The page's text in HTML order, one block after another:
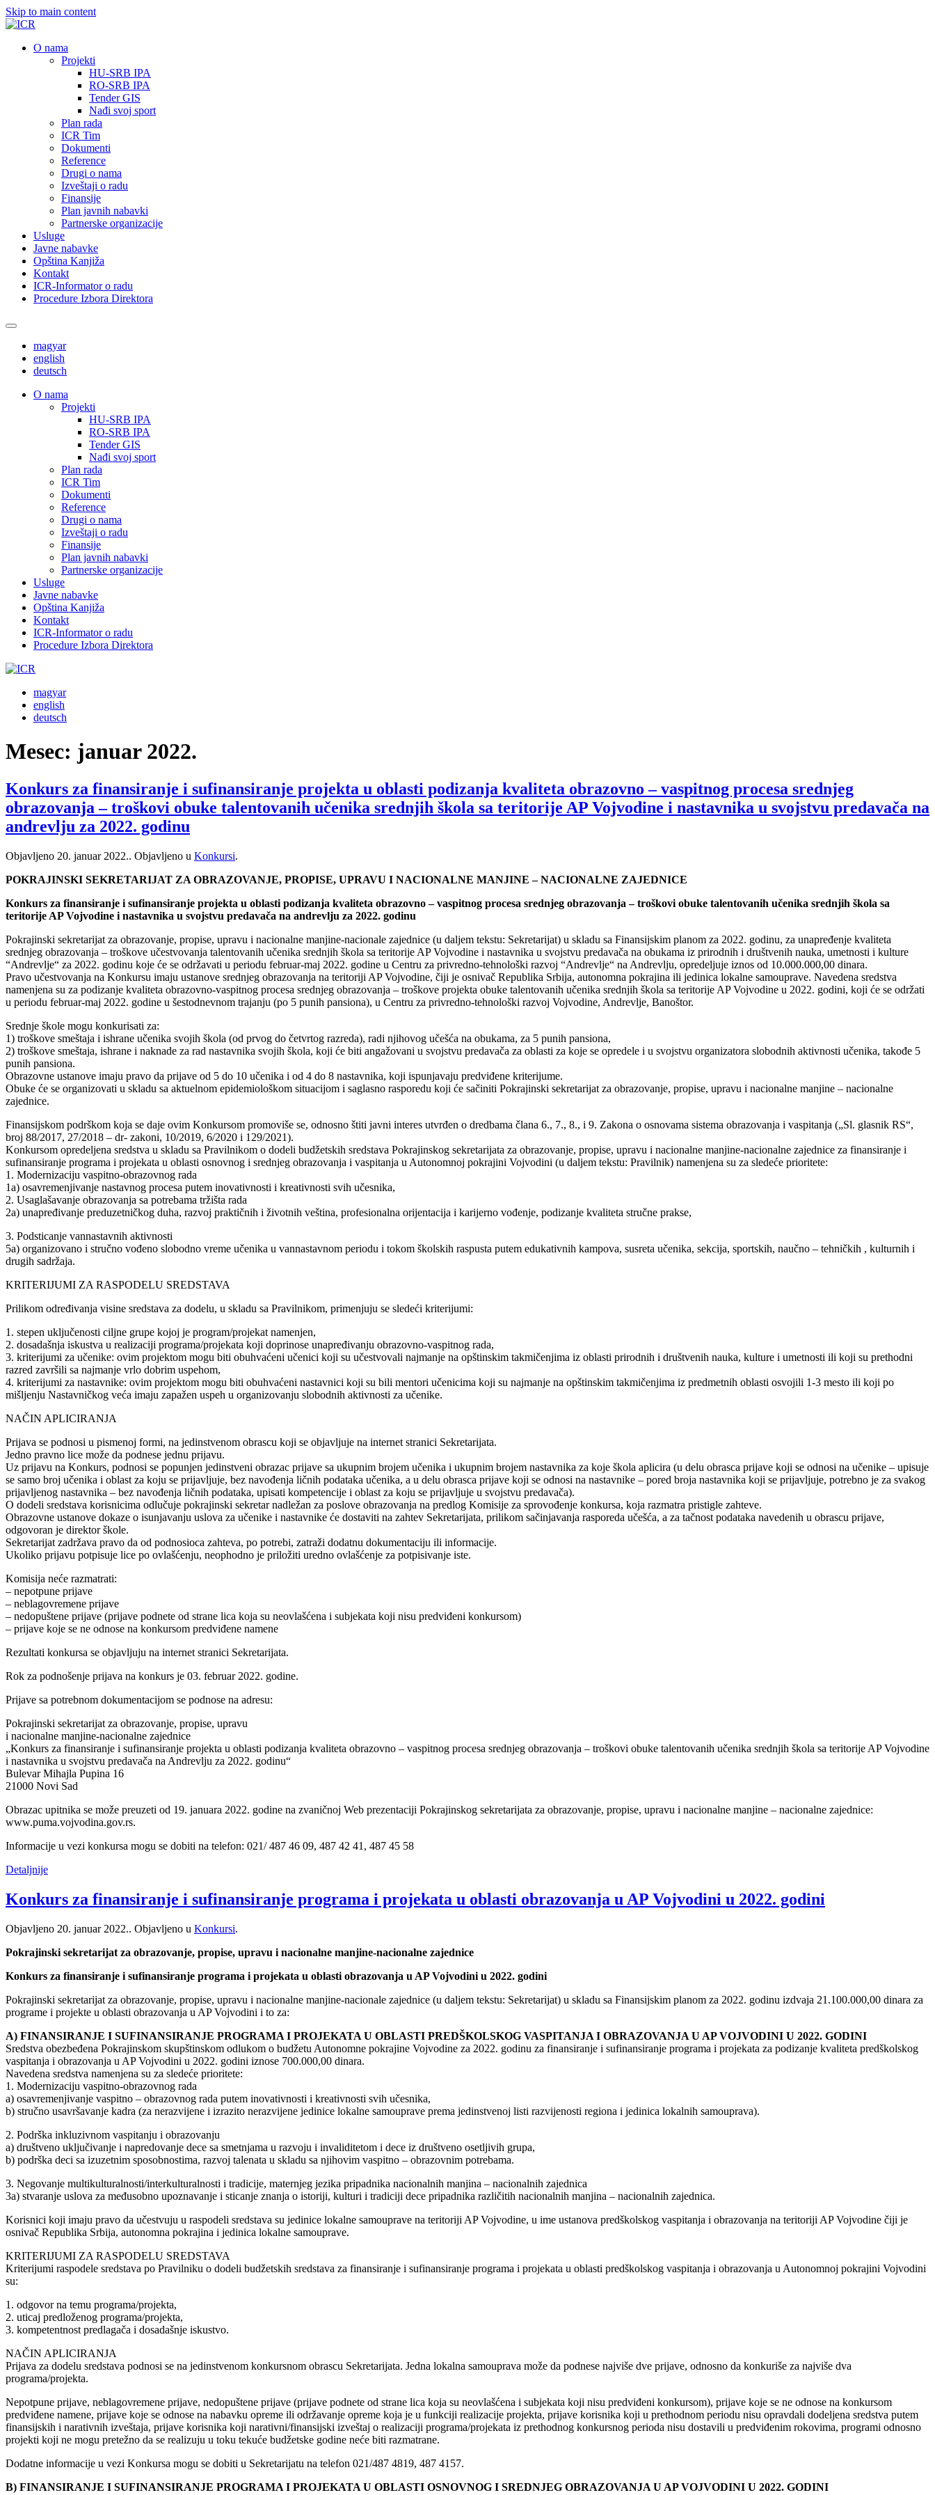
Skip to main content
О nama
Projekti
HU-SRB IPA
RO-SRB IPA
Tender GIS
Nađi svoj sport
Plan rada
ICR Tim
Dokumenti
Reference
Drugi o nama
Izveštaji o radu
Finansije
Plan javnih nabavki
Partnerske organizacije
Usluge
Javne nabavke
Opština Kanjiža
Kontakt
ICR-Informator o radu
Procedure Izbora Direktora
magyar
english
deutsch
О nama
Projekti
HU-SRB IPA
RO-SRB IPA
Tender GIS
Nađi svoj sport
Plan rada
ICR Tim
Dokumenti
Reference
Drugi o nama
Izveštaji o radu
Finansije
Plan javnih nabavki
Partnerske organizacije
Usluge
Javne nabavke
Opština Kanjiža
Kontakt
ICR-Informator o radu
Procedure Izbora Direktora
magyar
english
deutsch
Mesec: januar 2022.
Konkurs za finansiranje i sufinansiranje projekta u oblasti podizanja kvaliteta obrazovno – vaspitnog procesa srednjeg
obrazovanja – troškovi obuke talentovanih učenika srednjih škola sa teritorije AP Vojvodine i nastavnika u svojstvu predavača na
andrevlju za 2022. godinu
Objavljeno 20. januar 2022.. Objavljeno u Konkursi.
POKRAJINSKI SEKRETARIJAT ZA OBRAZOVANJE, PROPISE, UPRAVU I NACIONALNE MANJINE – NACIONALNE ZAJEDNICE
Konkurs za finansiranje i sufinansiranje projekta u oblasti podizanja kvaliteta obrazovno – vaspitnog procesa srednjeg obrazovanja – troškovi obuke talentovanih učenika srednjih škola sa
teritorije AP Vojvodine i nastavnika u svojstvu predavača na andrevlju za 2022. godinu
Pokrajinski sekretarijat za obrazovanje, propise, upravu i nacionalne manjine-nacionale zajednice (u daljem tekstu: Sekretarijat) u skladu sa Finansijskim planom za 2022. godinu, za unapređenje kvaliteta
srednjeg obrazovanja – troškove učestvovanja talentovanih učenika srednjih škola sa teritorije AP Vojvodine i nastavnika u svojstvu predavača na obukama iz prirodnih i društvenih nauka, umetnosti i kulture
“Andrevlje“ za 2022. godinu koje će se održavati u periodu februar-maj 2022. godine u Centru za privredno-tehnološki razvoj “Andrevlje“ na Andrevlju, opredeljuje iznos od 10.000.000,00 dinara.
Pravo učestvovanja na Konkursu imaju ustanove srednjeg obrazovanja na teritoriji AP Vojvodine, čiji je osnivač Republika Srbija, autonomna pokrajina ili jedinica lokalne samouprave. Navedena sredstva
namenjena su za podizanje kvaliteta obrazovno-vaspitnog procesa srednjeg obrazovanja – troškove projekta obuke talentovanih učenika srednjih škola sa teritorije AP Vojvodine u 2022. godini, koji će se održati
u periodu februar-maj 2022. godine u šestodnevnom trajanju (po 5 punih pansiona), u Centru za privredno-tehnološki razvoj Vojvodine, Andrevlje, Banoštor.
Srednje škole mogu konkurisati za:
1) troškove smeštaja i ishrane učenika svojih škola (od prvog do četvrtog razreda), radi njihovog učešća na obukama, za 5 punih pansiona,
2) troškove smeštaja, ishrane i naknade za rad nastavnika svojih škola, koji će biti angažovani u svojstvu predavača za oblasti za koje se opredele i u svojstvu organizatora slobodnih aktivnosti učenika, takođe 5
punih pansiona.
Obrazovne ustanove imaju pravo da prijave od 5 do 10 učenika i od 4 do 8 nastavnika, koji ispunjavaju predviđene kriterijume.
Obuke će se organizovati u skladu sa aktuelnom epidemiološkom situacijom i saglasno rasporedu koji će sačiniti Pokrajinski sekretarijat za obrazovanje, propise, upravu i nacionalne manjine – nacionalne
zajednice.
Finansijskom podrškom koja se daje ovim Konkursom promoviše se, odnosno štiti javni interes utvrđen o dredbama člana 6., 7., 8., i 9. Zakona o osnovama sistema obrazovanja i vaspitanja („Sl. glasnik RS“,
broj 88/2017, 27/2018 – dr- zakoni, 10/2019, 6/2020 i 129/2021).
Konkursom opredeljena sredstva u skladu sa Pravilnikom o dodeli budžetskih sredstava Pokrajinskog sekretarijata za obrazovanje, propise, upravu i nacionalne manjine-nacionalne zajednice za finansiranje i
sufinansiranje programa i projekata u oblasti osnovnog i srednjeg obrazovanja i vaspitanja u Autonomnoj pokrajini Vojvodini (u daljem tekstu: Pravilnik) namenjena su za sledeće prioritete:
1. Modernizaciju vaspitno-obrazovnog rada
1a) osavremenjivanje nastavnog procesa putem inovativnosti i kreativnosti svih učesnika,
2. Usaglašavanje obrazovanja sa potrebama tržišta rada
2a) unapređivanje preduzetničkog duha, razvoj praktičnih i životnih veština, profesionalna orijentacija i karijerno vođenje, podizanje kvaliteta stručne prakse,
3. Podsticanje vannastavnih aktivnosti
5a) organizovano i stručno vođeno slobodno vreme učenika u vannastavnom periodu i tokom školskih raspusta putem edukativnih kampova, susreta učenika, sekcija, sportskih, naučno – tehničkih , kulturnih i
drugih sadržaja.
KRITERIJUMI ZA RASPODELU SREDSTAVA
Prilikom određivanja visine sredstava za dodelu, u skladu sa Pravilnikom, primenjuju se sledeći kriterijumi:
1. stepen uključenosti ciljne grupe kojoj je program/projekat namenjen,
2. dosadašnja iskustva u realizaciji programa/projekata koji doprinose unapređivanju obrazovno-vaspitnog rada,
3. kriterijumi za učenike: ovim projektom mogu biti obuhvaćeni učenici koji su učestvovali najmanje na opštinskim takmičenjima iz oblasti prirodnih i društvenih nauka, kulture i umetnosti ili koji su prethodni
razred završili sa najmanje vrlo dobrim uspehom,
4. kriterijumi za nastavnike: ovim projektom mogu biti obuhvaćeni nastavnici koji su bili mentori učenicima koji su najmanje na opštinskim takmičenjima iz predmetnih oblasti osvojili 1-3 mesto ili koji po
mišljenju Nastavničkog veća imaju zapažen uspeh u organizovanju slobodnih aktivnosti za učenike.
NAČIN APLICIRANJA
Prijava se podnosi u pismenoj formi, na jedinstvenom obrascu koji se objavljuje na internet stranici Sekretarijata.
Jedno pravno lice može da podnese jednu prijavu.
Uz prijavu na Konkurs, podnosi se popunjen jedinstveni obrazac prijave sa ukupnim brojem učenika i ukupnim brojem nastavnika za koje škola aplicira (u delu obrasca prijave koji se odnosi na učenike – upisuje
se samo broj učenika i oblast za koju se prijavljuje, bez navođenja ličnih podataka učenika, a u delu obrasca prijave koji se odnosi na nastavnike – pored broja nastavnika koji se prijavljuje, potrebno je za svakog
prijavljenog nastavnika – bez navođenja ličnih podataka, upisati kompetencije i oblast za koju se prijavljuje u svojstvu predavača).
O dodeli sredstava korisnicima odlučuje pokrajinski sekretar nadležan za poslove obrazovanja na predlog Komisije za sprovođenje konkursa, koja razmatra pristigle zahteve.
Obrazovne ustanove dokaze o isunjavanju uslova za učenike i nastavnike će dostaviti na zahtev Sekretarijata, prilikom sačinjavanja rasporeda učešća, a za tačnost podataka navedenih u obrascu prijave,
odgovoran je direktor škole.
Sekretarijat zadržava pravo da od podnosioca zahteva, po potrebi, zatraži dodatnu dokumentaciju ili informacije.
Ukoliko prijavu potpisuje lice po ovlašćenju, neophodno je priložiti uredno ovlašćenje za potpisivanje iste.
Komisija neće razmatrati:
– nepotpune prijave
– neblagovremene prijave
– nedopuštene prijave (prijave podnete od strane lica koja su neovlašćena i subjekata koji nisu predviđeni konkursom)
– prijave koje se ne odnose na konkursom predviđene namene
Rezultati konkursa se objavljuju na internet stranici Sekretarijata.
Rok za podnošenje prijava na konkurs je 03. februar 2022. godine.
Prijave sa potrebnom dokumentacijom se podnose na adresu:
Pokrajinski sekretarijat za obrazovanje, propise, upravu
i nacionalne manjine-nacionalne zajednice
„Konkurs za finansiranje i sufinansiranje projekta u oblasti podizanja kvaliteta obrazovno – vaspitnog procesa srednjeg obrazovanja – troškovi obuke talentovanih učenika srednjih škola sa teritorije AP Vojvodine
i nastavnika u svojstvu predavača na Andrevlju za 2022. godinu“
Bulevar Mihajla Pupina 16
21000 Novi Sad
Obrazac upitnika se može preuzeti od 19. januara 2022. godine na zvaničnoj Web prezentaciji Pokrajinskog sekretarijata za obrazovanje, propise, upravu i nacionalne manjine – nacionalne zajednice:
www.puma.vojvodina.gov.rs.
Informacije u vezi konkursa mogu se dobiti na telefon: 021/ 487 46 09, 487 42 41, 487 45 58
Detaljnije
Konkurs za finansiranje i sufinansiranje programa i projekata u oblasti obrazovanja u AP Vojvodini u 2022. godini
Objavljeno 20. januar 2022.. Objavljeno u Konkursi.
Pokrajinski sekretarijat za obrazovanje, propise, upravu i nacionalne manjine-nacionalne zajednice
Konkurs za finansiranje i sufinansiranje programa i projekata u oblasti obrazovanja u AP Vojvodini u 2022. godini
Pokrajinski sekretarijat za obrazovanje, propise, upravu i nacionalne manjine-nacionale zajednice (u daljem tekstu: Sekretarijat) u skladu sa Finansijskim planom za 2022. godinu izdvaja 21.100.000,00 dinara za
programe i projekte u oblasti obrazovanja u AP Vojvodini i to za:
A) FINANSIRANJE I SUFINANSIRANJE PROGRAMA I PROJEKATA U OBLASTI PREDŠKOLSKOG VASPITANJA I OBRAZOVANJA U AP VOJVODINI U 2022. GODINI
Sredstva obezbeđena Pokrajinskom skupštinskom odlukom o budžetu Autonomne pokrajine Vojvodine za 2022. godinu za finansiranje i sufinansiranje programa i projekata za podizanje kvaliteta predškolskog
vaspitanja i obrazovanja u AP Vojvodini u 2022. godini iznose 700.000,00 dinara.
Navedena sredstva namenjena su za sledeće prioritete:
1. Modernizaciju vaspitno-obrazovnog rada
a) osavremenjivanje vaspitno – obrazovnog rada putem inovativnosti i kreativnosti svih učesnika,
b) stručno usavršavanje kadra (za nerazvijene i izrazito nerazvijene jedinice lokalne samouprave prema jedinstvenoj listi razvijenosti regiona i jedinica lokalnih samouprava).
2. Podrška inkluzivnom vaspitanju i obrazovanju
a) društveno uključivanje i napredovanje dece sa smetnjama u razvoju i invaliditetom i dece iz društveno osetljivih grupa,
b) podrška deci sa izuzetnim sposobnostima, razvoj talenata u skladu sa njihovim vaspitno – obrazovnim potrebama.
3. Negovanje multikulturalnosti/interkulturalnosti i tradicije, maternjeg jezika pripadnika nacionalnih manjina – nacionalnih zajednica
3a) stvaranje uslova za međusobno upoznavanje i sticanje znanja o istoriji, kulturi i tradiciji dece pripadnika različitih nacionalnih manjina – nacionalnih zajednica.
Korisnici koji imaju pravo da učestvuju u raspodeli sredstava su jedinice lokalne samouprave na teritoriji AP Vojvodine, u ime ustanova predškolskog vaspitanja i obrazovanja na teritoriji AP Vojvodine čiji je
osnivač Republika Srbija, autonomna pokrajina i jedinica lokalne samouprave.
KRITERIJUMI ZA RASPODELU SREDSTAVA
Kriterijumi raspodele sredstava po Pravilniku o dodeli budžetskih sredstava za finansiranje i sufinansiranje programa i projekata u oblasti predškolskog vaspitanja i obrazovanja u Autonomnoj pokrajini Vojvodini
su:
1. odgovor na temu programa/projekta,
2. uticaj predloženog programa/projekta,
3. kompetentnost predlagača i dosadašnje iskustvo.
NAČIN APLICIRANJA
Prijava za dodelu sredstava podnosi se na jedinstvenom konkursnom obrascu Sekretarijata. Jedna lokalna samouprava može da podnese najviše dve prijave, odnosno da konkuriše za najviše dva
programa/projekta.
Nepotpune prijave, neblagovremene prijave, nedopuštene prijave (prijave podnete od strane lica koja su neovlašćena i subjekata koji nisu predviđeni konkursom), prijave koje se ne odnose na konkursom
predviđene namene, prijave koje se odnose na nabavku opreme ili održavanje opreme koja je u funkciji realizacije projekta, prijave korisnika koji u prethodnom periodu nisu opravdali dodeljena sredstva putem
finansijskih i narativnih izveštaja, prijave korisnika koji narativni/finansijski izveštaj o realizaciji programa/projekata iz prethodnog konkursnog perioda nisu dostavili u predviđenim rokovima, programi odnosno
projekti koji ne mogu pretežno da se realizuju u toku tekuće budžetske godine neće biti razmatrane.
Dodatne informacije u vezi Konkursa mogu se dobiti u Sekretarijatu na telefon 021/487 4819, 487 4157.
B) FINANSIRANJE I SUFINANSIRANJE PROGRAMA I PROJEKATA U OBLASTI OSNOVNOG I SREDNJEG OBRAZOVANJA U AP VOJVODINI U 2022. GODINI